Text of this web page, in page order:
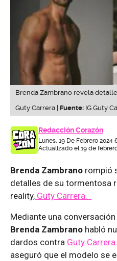
Brenda Zambrano revela
Guty Carrera | Fuente: IG Guty
Redacción Corazón
Lunes, 19 De Febrero 2024
Actualizado el 19 de
Brenda Zambrano rompió
detalles de su tormentosa
reality, Guty Carrera.
Mediante una
Brenda Zambrano habló
dardos contra Guty Carrera
aseguró que el modelo se